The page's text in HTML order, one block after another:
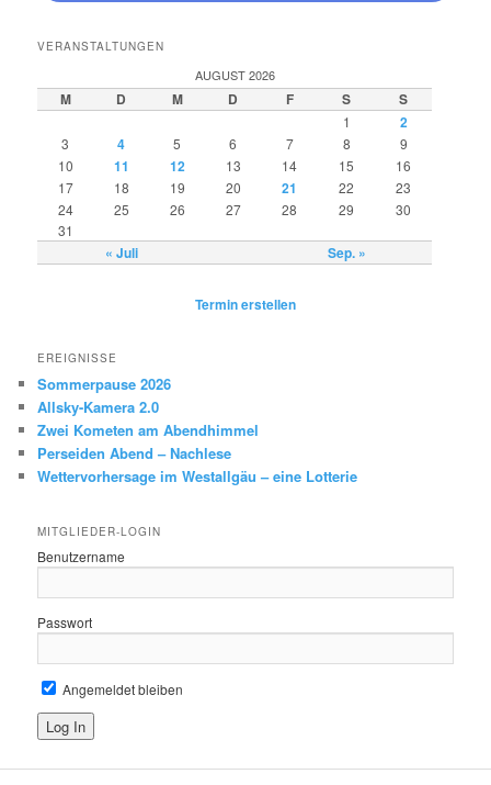
VERANSTALTUNGEN
AUGUST 2026
M D M D F S S
1 2
3 4 5 6 7 8
9
10
11 12 13 14 15
16
17
18 19 20 21 22
23
24
25 26 27 28 29
30
31
« Juli Sep. »
Termin erstellen
EREIGNISSE
Sommerpause 2026
Allsky-Kamera 2.0
Zwei Kometen am Abendhimmel
Perseiden Abend – Nachlese
Wettervorhersage im Westallgäu – eine Lotterie
MITGLIEDER-LOGIN
Benutzername
Passwort
Angemeldet bleiben